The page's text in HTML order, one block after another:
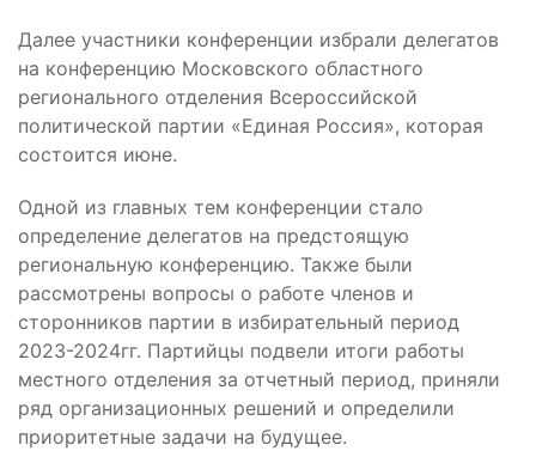
Далее участники конференции избрали делегатов
на конференцию Московского областного
регионального отделения Всероссийской
политической партии «Единая Россия», которая
состоится июне.
Одной из главных тем конференции стало
определение делегатов на предстоящую
региональную конференцию. Также были
рассмотрены вопросы о работе членов и
сторонников партии в избирательный период
2023-2024гг. Партийцы подвели итоги работы
местного отделения за отчетный период, приняли
ряд организационных решений и определили
приоритетные задачи на будущее.